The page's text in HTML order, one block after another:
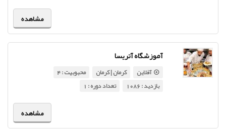
مشاهده
آموزشگاه آتریسا
آفلاین کرمان | کرمان
محبوبیت : 4
بازدید : 1086
تعداد دوره : 1
مشاهده